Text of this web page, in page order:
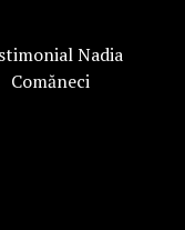
Nadia
Comăneci